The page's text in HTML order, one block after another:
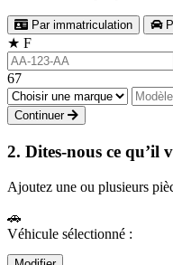
Par immatriculation
★ F
67
Continuer
2. Dites-nous ce qu’il
Ajoutez une ou plusieurs
🚗
Véhicule sélectionné :